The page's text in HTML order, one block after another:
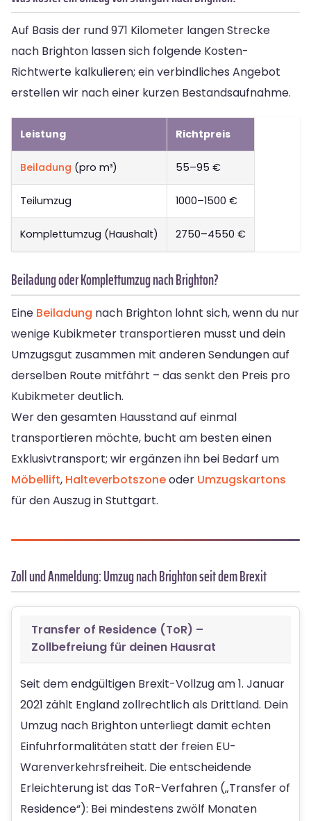
Auf Basis der rund 971 Kilometer langen Strecke
nach Brighton lassen sich folgende Kosten-
Richtwerte kalkulieren; ein verbindliches Angebot
erstellen wir nach einer kurzen Bestandsaufnahme.
Leistung Richtpreis
Beiladung (pro m³) 55–95 €
Teilumzug 1000–1500 €
Komplettumzug (Haushalt) 2750–4550 €
Beiladung oder Komplettumzug nach Brighton?
Eine Beiladung nach Brighton lohnt sich, wenn du nur
wenige Kubikmeter transportieren musst und dein
Umzugsgut zusammen mit anderen Sendungen auf
derselben Route mitfährt – das senkt den Preis pro
Kubikmeter deutlich.
Wer den gesamten Hausstand auf einmal
transportieren möchte, bucht am besten einen
Exklusivtransport; wir ergänzen ihn bei Bedarf um
Möbellift, Halteverbotszoneoder Umzugskartons
für den Auszug in Stuttgart.
Zoll und Anmeldung: Umzug nach Brighton seit dem Brexit
Transfer of Residence (ToR) –
Zollbefreiung für deinen Hausrat
Seit dem endgültigen Brexit-Vollzug am 1. Januar
2021 zählt England zollrechtlich als Drittland. Dein
Umzug nach Brighton unterliegt damit echten
Einfuhrformalitäten statt der freien EU-
Warenverkehrsfreiheit. Die entscheidende
Erleichterung ist das ToR-Verfahren („Transfer of
Residence“): Bei mindestens zwölf Monaten